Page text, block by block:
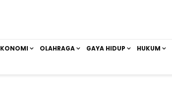
OLAHRAGA GAYA HIDUP HUKUM